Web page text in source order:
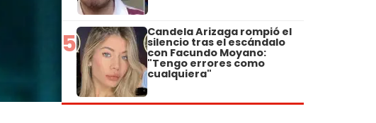
5 Candela Arizaga rompió el
silencio tras el escándalo
con Facundo Moyano:
"Tengo errores como
cualquiera"